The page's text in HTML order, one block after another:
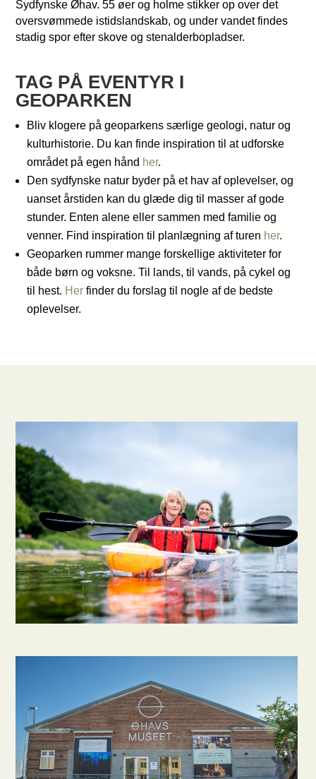
Sydfynske Øhav. 55 øer og holme stikker op over det
oversvømmede istidslandskab, og under vandet findes
stadig spor efter skove og stenalderbopladser.
TAG PÅ EVENTYR I
GEOPARKEN
Bliv klogere på geoparkens særlige geologi, natur og
kulturhistorie. Du kan finde inspiration til at udforske
området på egen hånd her.
Den sydfynske natur byder på et hav af oplevelser, og
uanset årstiden kan du glæde dig til masser af gode
stunder. Enten alene eller sammen med familie og
venner. Find inspiration til planlægning af turen her.
Geoparken rummer mange forskellige aktiviteter for
både børn og voksne. Til lands, til vands, på cykel og
til hest. Her finder du forslag til nogle af de bedste
oplevelser.